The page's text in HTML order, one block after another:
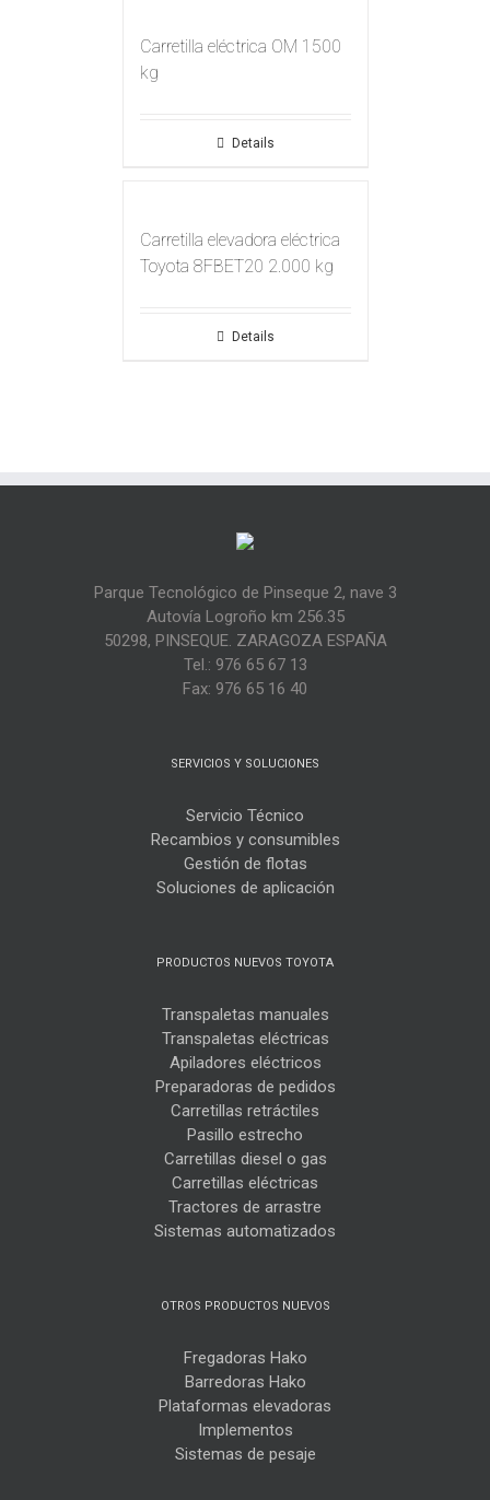
Carretilla eléctrica OM 1500
kg
Details
Carretilla elevadora eléctrica
Toyota 8FBET20 2.000 kg
Details
Parque Tecnológico de Pinseque 2, nave 3
Autovía Logroño km 256.35
50298, PINSEQUE. ZARAGOZA ESPAÑA
Tel.: 976 65 67 13
Fax: 976 65 16 40
SERVICIOS Y SOLUCIONES
Servicio Técnico
Recambios y consumibles
Gestión de flotas
Soluciones de aplicación
PRODUCTOS NUEVOS TOYOTA
Transpaletas manuales
Transpaletas eléctricas
Apiladores eléctricos
Preparadoras de pedidos
Carretillas retráctiles
Pasillo estrecho
Carretillas diesel o gas
Carretillas eléctricas
Tractores de arrastre
Sistemas automatizados
OTROS PRODUCTOS NUEVOS
Fregadoras Hako
Barredoras Hako
Plataformas elevadoras
Implementos
Sistemas de pesaje